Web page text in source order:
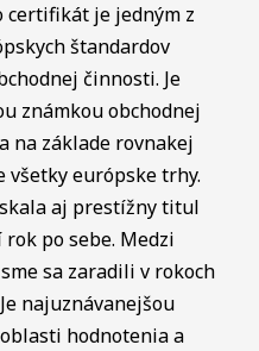
je jedným z
štandardov
činnosti. Je
známkou obchodnej
na základe rovnakej
európske trhy.
aj prestížny titul
po sebe. Medzi
sa zaradili v rokoch
najuznávanejšou
hodnotenia a